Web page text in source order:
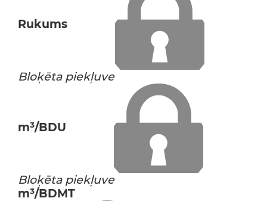
Rukums
Bloķēta piekļuve
m³/BDU
Bloķēta piekļuve
m³/BDMT